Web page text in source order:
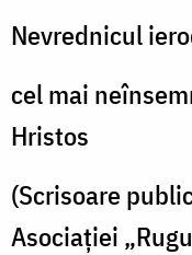
Nevrednicul
cel mai
Hristos
(Scrisoare
Asociaţiei